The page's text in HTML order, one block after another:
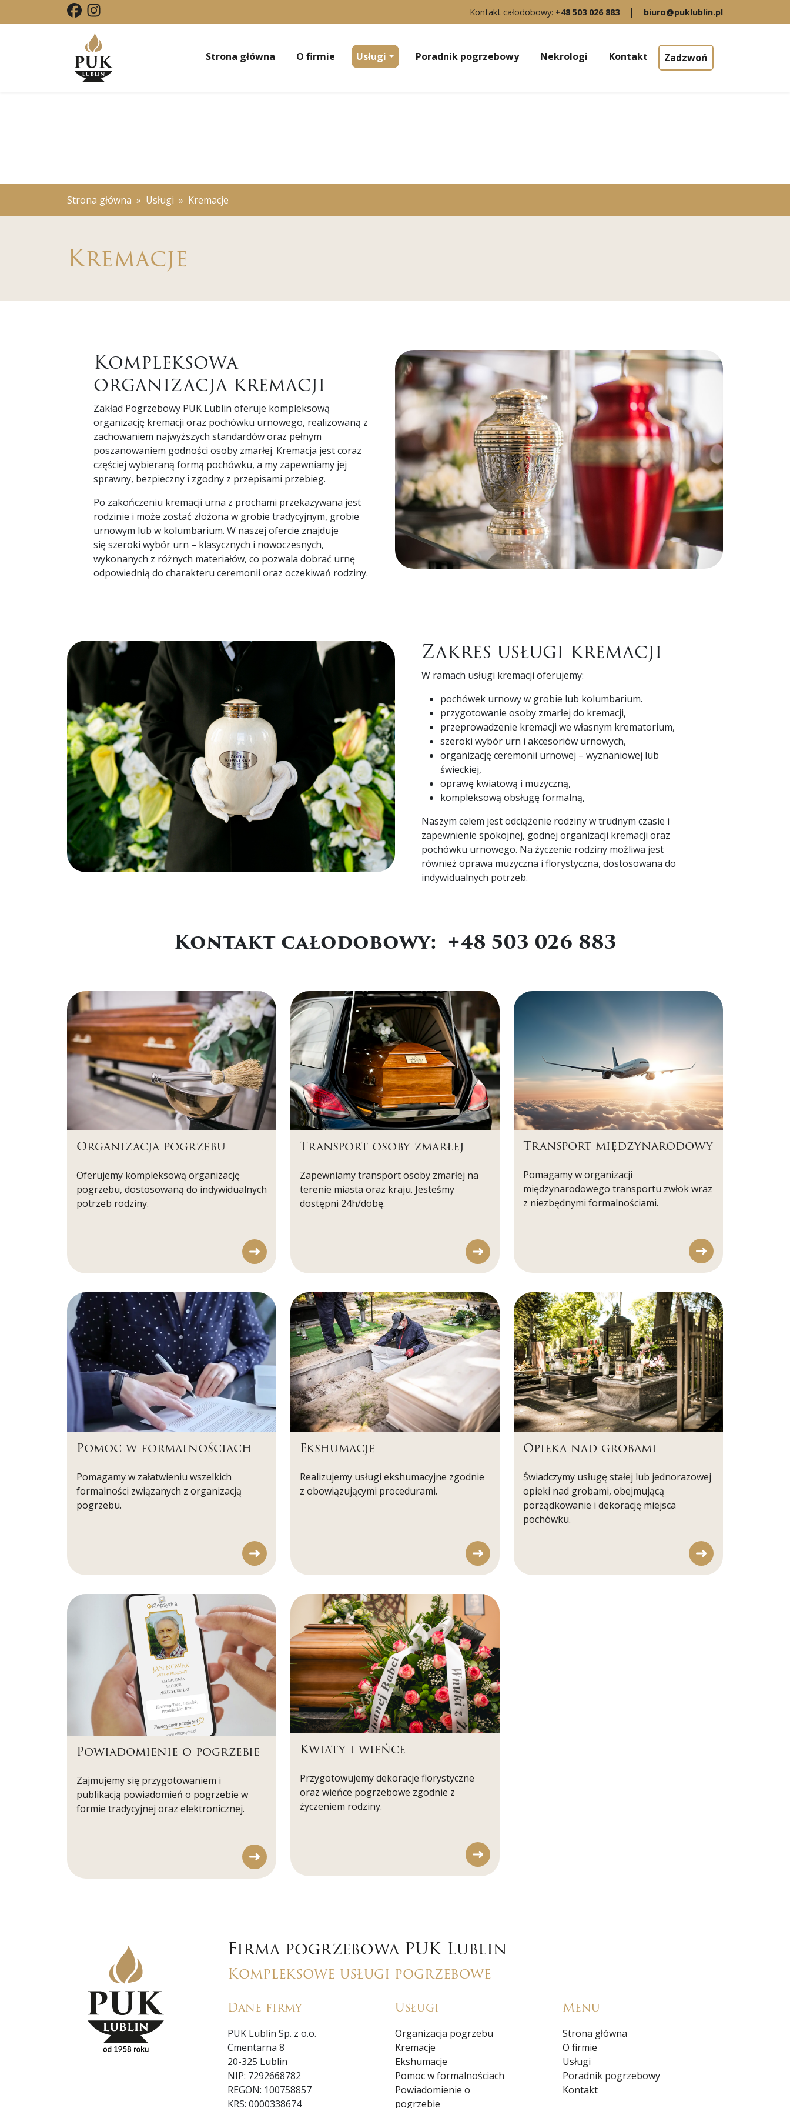
Kontakt całodobowy: +48 503 026 883 | biuro@puklublin.pl
Strona główna O firmie Usługi Poradnik pogrzebowy Nekrologi Kontakt Zadzwoń
Strona główna » Usługi » Kremacje
Kremacje
Kompleksowa
organizacja kremacji
Zakład Pogrzebowy PUK Lublin oferuje kompleksową
organizację kremacji oraz pochówku urnowego, realizowaną z
zachowaniem najwyższych standardów oraz pełnym
poszanowaniem godności osoby zmarłej. Kremacja jest coraz
częściej wybieraną formą pochówku, a my zapewniamy jej
sprawny, bezpieczny i zgodny z przepisami przebieg.
Po zakończeniu kremacji urna z prochami przekazywana jest
rodzinie i może zostać złożona w grobie tradycyjnym, grobie
urnowym lub w kolumbarium. W naszej ofercie znajduje
się szeroki wybór urn – klasycznych i nowoczesnych,
wykonanych z różnych materiałów, co pozwala dobrać urnę
odpowiednią do charakteru ceremonii oraz oczekiwań rodziny.
Zakres usługi kremacji
W ramach usługi kremacji oferujemy:
pochówek urnowy w grobie lub kolumbarium.
przygotowanie osoby zmarłej do kremacji,
przeprowadzenie kremacji we własnym krematorium,
szeroki wybór urn i akcesoriów urnowych,
organizację ceremonii urnowej – wyznaniowej lub
świeckiej,
oprawę kwiatową i muzyczną,
kompleksową obsługę formalną,
Naszym celem jest odciążenie rodziny w trudnym czasie i
zapewnienie spokojnej, godnej organizacji kremacji oraz
pochówku urnowego. Na życzenie rodziny możliwa jest
również oprawa muzyczna i florystyczna, dostosowana do
indywidualnych potrzeb.
Kontakt całodobowy: +48 503 026 883
Organizacja pogrzebu
Oferujemy kompleksową organizację
pogrzebu, dostosowaną do indywidualnych
potrzeb rodziny.
Transport osoby zmarłej
Zapewniamy transport osoby zmarłej na
terenie miasta oraz kraju. Jesteśmy
dostępni 24h/dobę.
Transport międzynarodowy
Pomagamy w organizacji
międzynarodowego transportu zwłok wraz
z niezbędnymi formalnościami.
Pomoc w formalnościach
Pomagamy w załatwieniu wszelkich
formalności związanych z organizacją
pogrzebu.
Ekshumacje
Realizujemy usługi ekshumacyjne zgodnie
z obowiązującymi procedurami.
Opieka nad grobami
Świadczymy usługę stałej lub jednorazowej
opieki nad grobami, obejmującą
porządkowanie i dekorację miejsca
pochówku.
Powiadomienie o pogrzebie
Zajmujemy się przygotowaniem i
publikacją powiadomień o pogrzebie w
formie tradycyjnej oraz elektronicznej.
Kwiaty i wieńce
Przygotowujemy dekoracje florystyczne
oraz wieńce pogrzebowe zgodnie z
życzeniem rodziny.
Firma pogrzebowa PUK Lublin
Kompleksowe usługi pogrzebowe
Dane firmy
PUK Lublin Sp. z o.o.
Cmentarna 8
20-325 Lublin
NIP: 7292668782
REGON: 100758857
KRS: 0000338674
Usługi
Organizacja pogrzebu
Kremacje
Ekshumacje
Pomoc w formalnościach
Powiadomienie o
pogrzebie
Menu
Strona główna
O firmie
Usługi
Poradnik pogrzebowy
Kontakt